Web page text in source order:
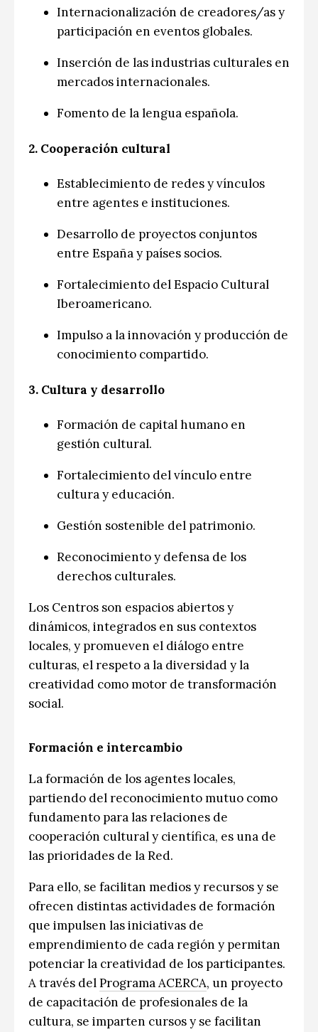
Internacionalización de creadores/as y
participación en eventos globales.
Inserción de las industrias culturales en
mercados internacionales.
Fomento de la lengua española.
2. Cooperación cultural
Establecimiento de redes y vínculos
entre agentes e instituciones.
Desarrollo de proyectos conjuntos
entre España y países socios.
Fortalecimiento del Espacio Cultural
Iberoamericano.
Impulso a la innovación y producción de
conocimiento compartido.
3. Cultura y desarrollo
Formación de capital humano en
gestión cultural.
Fortalecimiento del vínculo entre
cultura y educación.
Gestión sostenible del patrimonio.
Reconocimiento y defensa de los
derechos culturales.
Los Centros son espacios abiertos y
dinámicos, integrados en sus contextos
locales, y promueven el diálogo entre
culturas, el respeto a la diversidad y la
creatividad como motor de transformación
social.
Formación e intercambio
La formación de los agentes locales,
partiendo del reconocimiento mutuo como
fundamento para las relaciones de
cooperación cultural y científica, es una de
las prioridades de la Red.
Para ello, se facilitan medios y recursos y se
ofrecen distintas actividades de formación
que impulsen las iniciativas de
emprendimiento de cada región y permitan
potenciar la creatividad de los participantes.
A través delPrograma ACERCA, un proyecto
de capacitación de profesionales de la
cultura, se imparten cursos y se facilitan